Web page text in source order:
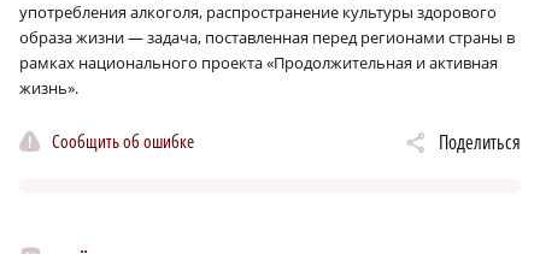
употребления алкоголя, распространение культуры здорового
образа жизни — задача, поставленная перед регионами страны в
рамках национального проекта «Продолжительная и активная
жизнь».
Сообщить об ошибке Поделиться